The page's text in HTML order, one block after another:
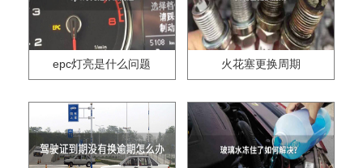
epc灯亮是什么问题 火花塞更换周期